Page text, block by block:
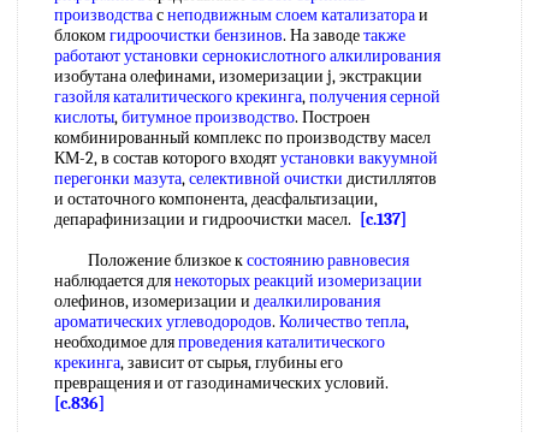
производстваснеподвижным слоем катализатораи
блокомгидроочистки бензинов. На заводетакже
работаютустановки сернокислотного алкилирования
изобутана олефинами, изомеризации j, экстракции
газойля каталитического крекинга,получения серной
кислоты,битумное производство. Построен
комбинированный комплекс по производству масел
КМ-2, в состав которого входятустановки вакуумной
перегонки мазута,селективной очистки дистиллятов
и остаточного компонента, деасфальтизации,
депарафинизации и гидроочистки масел.
[c.137]
Положение близкое ксостоянию равновесия
наблюдается длянекоторых реакций изомеризации
олефинов, изомеризации и деалкилирования
ароматических углеводородов. Количество тепла,
необходимое дляпроведения каталитического
крекинга, зависит от сырья, глубины его
превращения и от газодинамических условий.
[c.836]